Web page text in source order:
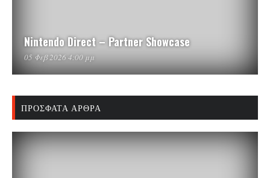
Nintendo Direct – Partner Showcase
05 Φεβ 2026 4:00 μμ
ΠΡΌΣΦΑΤΑ ΆΡΘΡΑ